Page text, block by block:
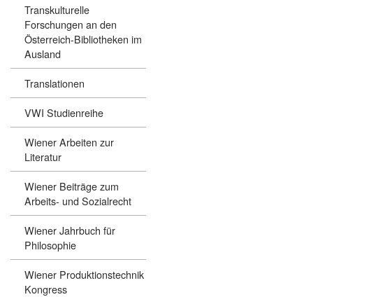
Transkulturelle
Forschungen an den
Österreich-Bibliotheken im
Ausland
Translationen
VWI Studienreihe
Wiener Arbeiten zur
Literatur
Wiener Beiträge zum
Arbeits- und Sozialrecht
Wiener Jahrbuch für
Philosophie
Wiener Produktionstechnik
Kongress